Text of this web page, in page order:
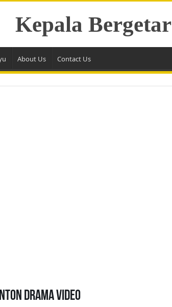
Kepala Bergetar
About Us Contact Us
Drama Video